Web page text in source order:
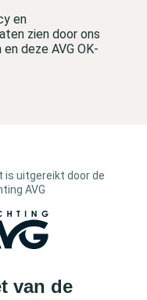
en
zien door ons
deze AVG OK-
is uitgereikt door de
AVG
van de